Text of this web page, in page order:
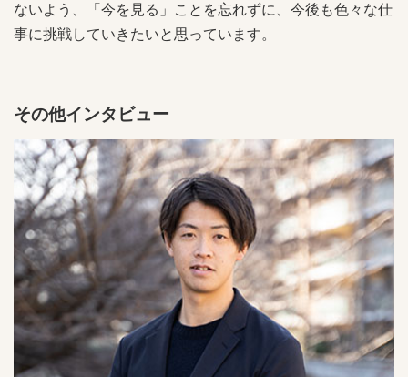
ないよう、「今を見る」ことを忘れずに、今後も色々な仕
事に挑戦していきたいと思っています。
その他インタビュー